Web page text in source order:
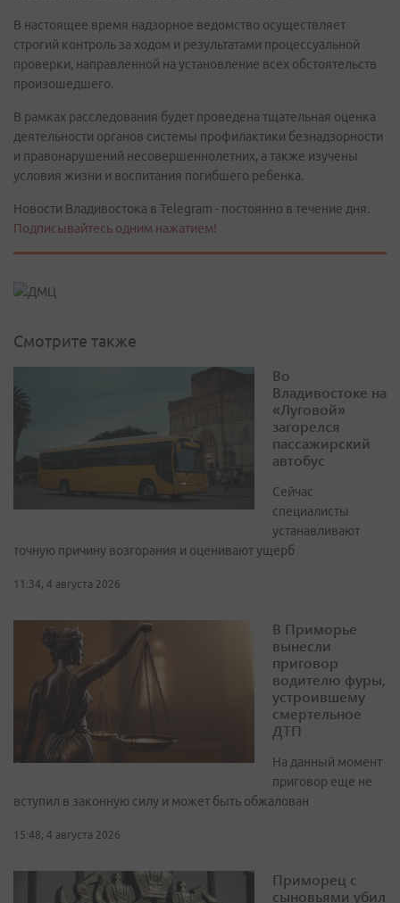
В настоящее время надзорное ведомство осуществляет
строгий контроль за ходом и результатами процессуальной
проверки, направленной на установление всех обстоятельств
произошедшего.
В рамках расследования будет проведена тщательная оценка
деятельности органов системы профилактики безнадзорности
и правонарушений несовершеннолетних, а также изучены
условия жизни и воспитания погибшего ребенка.
Новости Владивостока в Telegram - постоянно в течение дня.
Подписывайтесь одним нажатием!
Смотрите также
Во
Владивостоке на
«Луговой»
загорелся
пассажирский
автобус
Сейчас
специалисты
устанавливают
точную причину возгорания и оценивают ущерб
11:34, 4 августа 2026
В Приморье
вынесли
приговор
водителю фуры,
устроившему
смертельное
ДТП
На данный момент
приговор еще не
вступил в законную силу и может быть обжалован
15:48, 4 августа 2026
Приморец с
сыновьями убил